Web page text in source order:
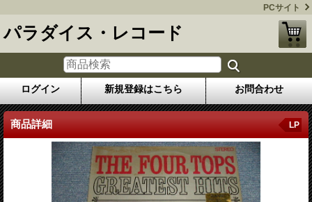
PCサイト
パラダイス・レコード
ログイン 新規登録はこちら お問合わせ
商品詳細 LP